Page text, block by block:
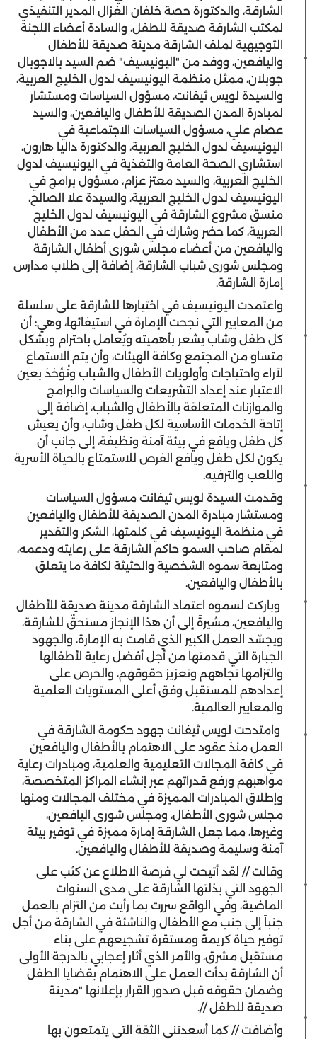
الشارقة، والدكتورة حصة خلفان الغزال المدير التنفيذي
لمكتب الشارقة صديقة للطفل، والسادة أعضاء اللجنة
التوجيهية لملف الشارقة مدينة صديقة للأطفال
واليافعين، ووفد من "اليونيسيف" ضم السيد بالاجوبال
جوبلان، ممثل منظمة اليونيسيف لدول الخليج العربية،
والسيدة لويس ثيفانت، مسؤول السياسات ومستشار
لمبادرة المدن الصديقة للأطفال واليافعين، والسيد
عصام علي، مسؤول السياسات الاجتماعية في
اليونيسيف لدول الخليج العربية، والدكتورة داليا هارون،
استشاري الصحة العامة والتغذية في اليونيسيف لدول
الخليج العربية، والسيد معتز عزام، مسؤول برامج في
اليونيسيف لدول الخليج العربية، والسيدة علا الصالح،
منسق مشروع الشارقة في اليونيسيف لدول الخليج
العربية، كما حضر وشارك في الحفل عدد من الأطفال
واليافعين من أعضاء مجلس شورى أطفال الشارقة
ومجلس شورى شباب الشارقة، إضافة إلى طلاب مدارس
إمارة الشارقة.
واعتمدت اليونيسيف في اختيارها للشارقة على سلسلة
من المعايير التي نجحت الإمارة في استيفائها، وهي: أن
كل طفل وشاب يشعر بأهميته ويُعامل باحترام وبشكل
متساو من المجتمع وكافة الهيئات، وأن يتم الاستماع
لآراء واحتياجات وأولويات الأطفال والشباب وتُؤخذ بعين
الاعتبار عند إعداد التشريعات والسياسات والبرامج
والموازنات المتعلقة بالأطفال والشباب، إضافة إلى
إتاحة الخدمات الأساسية لكل طفل وشاب، وأن يعيش
كل طفل ويافع في بيئة آمنة ونظيفة، إلى جانب أن
يكون لكل طفل ويافع الفرص للاستمتاع بالحياة الأسرية
واللعب والترفيه.
وقدمت السيدة لويس ثيفانت مسؤول السياسات
ومستشار مبادرة المدن الصديقة للأطفال واليافعين
في منظمة اليونيسيف في كلمتها، الشكر والتقدير
لمقام صاحب السمو حاكم الشارقة على رعايته ودعمه،
ومتابعة سموه الشخصية والحثيثة لكافة ما يتعلق
بالأطفال واليافعين.
وباركت لسموه اعتماد الشارقة مدينة صديقة للأطفال
واليافعين، مشيرةً إلى أن هذا الإنجاز مستحقٌ للشارقة،
ويجسّد العمل الكبير الذي قامت به الإمارة، والجهود
الجبارة التي قدمتها من أجل أفضل رعاية لأطفالها
والتزامها تجاههم وتعزيز حقوقهم، والحرص على
إعدادهم للمستقبل وفق أعلى المستويات العلمية
والمعايير العالمية.
وامتدحت لويس ثيفانت جهود حكومة الشارقة في
العمل منذ عقود على الاهتمام بالأطفال واليافعين
في كافة المجالات التعليمية والعلمية، ومبادرات رعاية
مواهبهم ورفع قدراتهم عبر إنشاء المراكز المتخصصة،
وإطلاق المبادرات المميزة في مختلف المجالات ومنها
مجلس شورى الأطفال، ومجلس شورى اليافعين،
وغيرها، مما جعل الشارقة إمارة مميزة في توفير بيئة
آمنة وسليمة وصديقة للأطفال واليافعين.
وقالت // لقد أتيحت لي فرصة الاطلاع عن كثب على
الجهود التي بذلتها الشارقة على مدى السنوات
الماضية، وفي الواقع سررت بما رأيت من التزام بالعمل
جنباً إلى جنب مع الأطفال والناشئة في الشارقة من أجل
توفير حياة كريمة ومستقرة تشجيعهم على بناء
مستقبل مشرق، والأمر الذي أثار إعجابي بالدرجة الأولى
أن الشارقة بدأت العمل على الاهتمام بقضايا الطفل
وضمان حقوقه قبل صدور القرار بإعلانها "مدينة
صديقة للطفل //.
وأضافت // كما أسعدتني الثقة التي يتمتعون بها